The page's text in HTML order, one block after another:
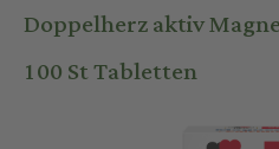
Doppelherz aktiv
100 St Tabletten